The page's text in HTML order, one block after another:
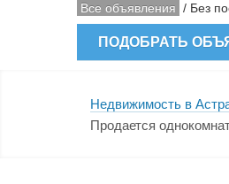
Все объявления / Без
ПОДОБРАТЬ
Недвижимость в
Продается